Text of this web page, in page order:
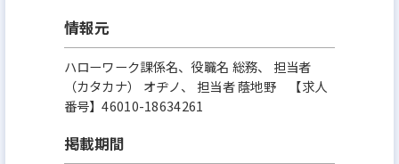
情報元
ハローワーク課係名、役職名 総務、 担当者
（カタカナ） オヂノ、 担当者 蔭地野 【求人
番号】46010-18634261
掲載期間